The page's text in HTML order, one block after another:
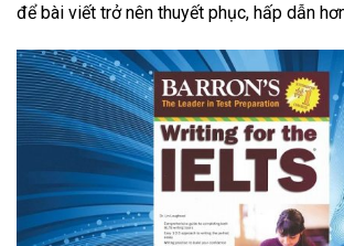
để bài viết trở nên thuyết phục, hấp dẫn